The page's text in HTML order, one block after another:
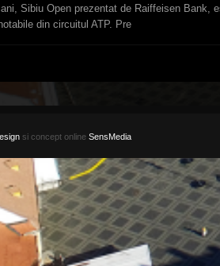
Sibiu Open prezentat de Raiffeisen
din circuitul ATP. Pre
si concept online SensMedia